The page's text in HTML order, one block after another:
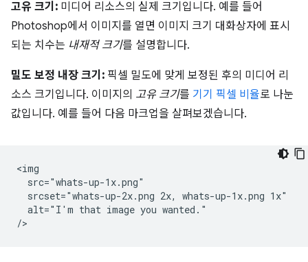
고유 크기: 미디어 리소스의 실제 크기입니다. 예를 들어
Photoshop에서 이미지를 열면 이미지 크기 대화상자에 표시
되는 치수는 내재적 크기를 설명합니다.
밀도 보정 내장 크기: 픽셀 밀도에 맞게 보정된 후의 미디어 리
소스 크기입니다. 이미지의 고유 크기를 기기 픽셀 비율로 나눈
값입니다. 예를 들어 다음 마크업을 살펴보겠습니다.
<img
  src="whats-up-1x.png"
  srcset="whats-up-2x.png 2x, whats-up-1x.png 1x"
  alt="I'm that image you wanted."